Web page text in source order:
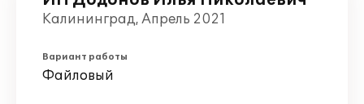
Калининград, Апрель 2021
Вариант работы
Файловый